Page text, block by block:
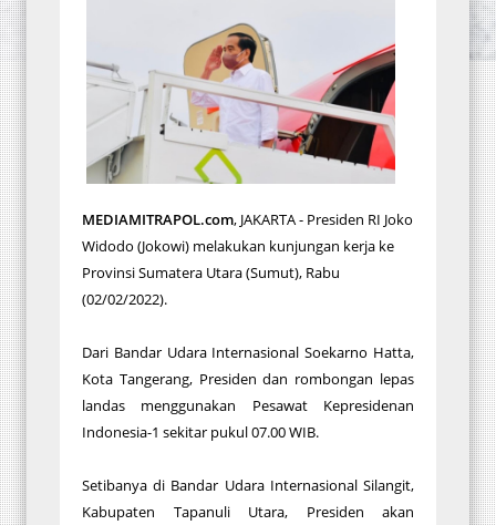
MEDIAMITRAPOL.com, JAKARTA - Presiden RI Joko
Widodo (Jokowi) melakukan kunjungan kerja ke
Provinsi Sumatera Utara (Sumut), Rabu
(02/02/2022).
Dari Bandar Udara Internasional Soekarno Hatta,
Kota Tangerang, Presiden dan rombongan lepas
landas menggunakan Pesawat Kepresidenan
Indonesia-1 sekitar pukul 07.00 WIB.
Setibanya di Bandar Udara Internasional Silangit,
Kabupaten Tapanuli Utara, Presiden akan